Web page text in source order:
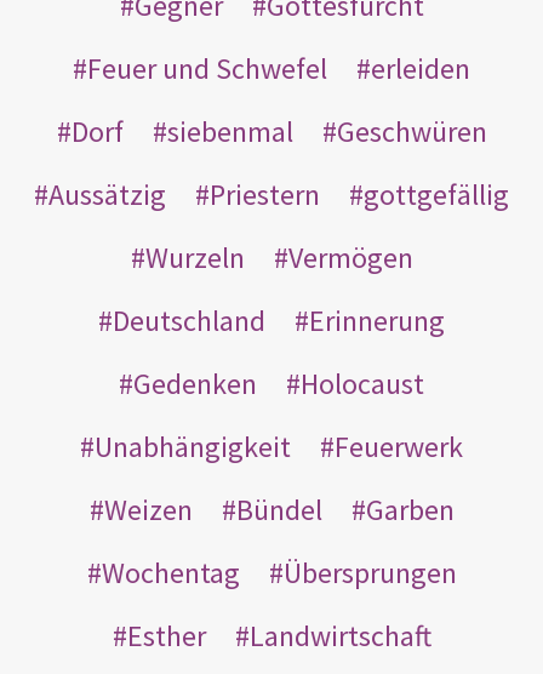
Feuer und Schwefel
erleiden
Dorf
siebenmal
Geschwüren
Aussätzig
Priestern
gottgefällig
Wurzeln
Vermögen
Deutschland
Erinnerung
Gedenken
Holocaust
Unabhängigkeit
Feuerwerk
Weizen
Bündel
Garben
Wochentag
Übersprungen
Esther
Landwirtschaft